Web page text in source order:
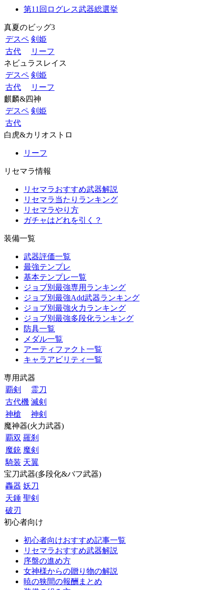
第11回ログレス武器総選挙
真夏のビッグ3
デスペ 剣姫
古代
リーフ
ネビュラスレイス
デスペ 剣姫
古代
リーフ
麒麟&四神
デスペ 剣姫
古代
白虎&カリオストロ
リーフ
リセマラ情報
リセマラおすすめ武器解説
リセマラ当たりランキング
リセマラやり方
ガチャはどれを引く？
装備一覧
武器評価一覧
最強テンプレ
基本テンプレ一覧
ジョブ別最強専用ランキング
ジョブ別最強Add武器ランキング
ジョブ別最強火力ランキング
ジョブ別最強多段化ランキング
防具一覧
メダル一覧
アーティファクト一覧
キャラアビリティ一覧
専用武器
覇剣
霊刀
古代機 滅剣
神槍
神剣
魔神器(火力武器)
覇双 羅刹
魔銃 魔剣
騎装 天翼
宝刀武器(多段化&バフ武器)
轟器 妖刀
天錘 聖剣
破刃
初心者向け
初心者向けおすすめ記事一覧
リセマラおすすめ武器解説
序盤の進め方
女神様からの贈り物の解説
暁の狭間の報酬まとめ